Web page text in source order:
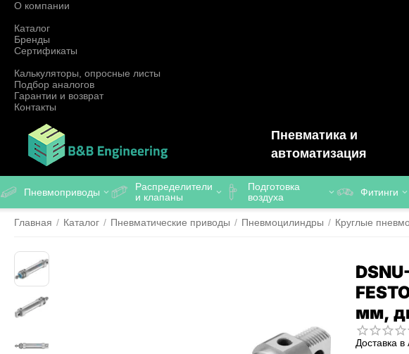
О компании
Каталог
Бренды
Сертификаты
Калькуляторы, опросные листы
Подбор аналогов
Гарантии и возврат
Контакты
Пневматика и
автоматизация
Пневмоприводы
Распределители
и клапаны
Подготовка
воздуха
Фитинги
Главная / Каталог / Пневматические приводы / Пневмоцилиндры / Круглые
мм,
Доставка